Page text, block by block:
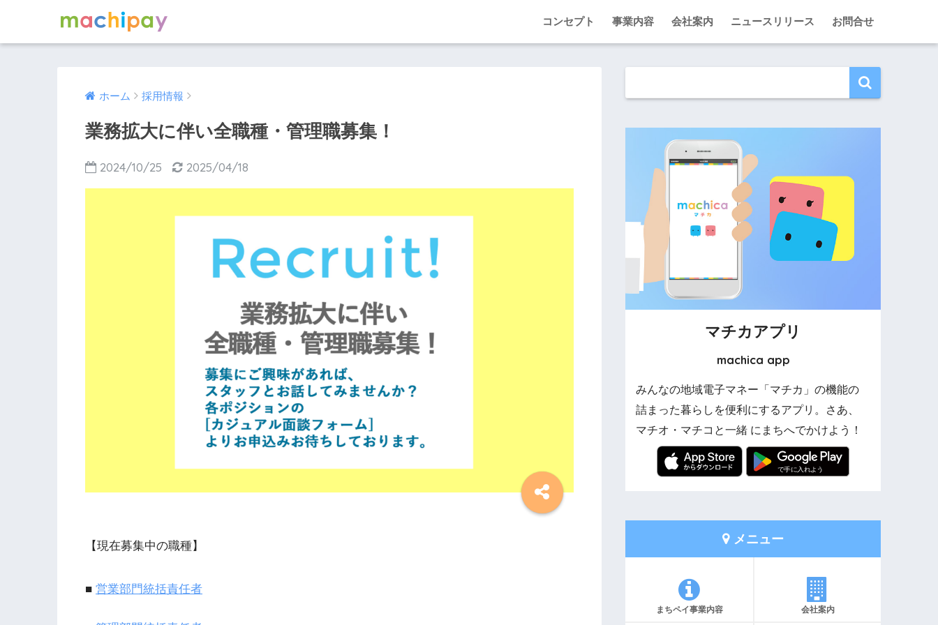
コンセプト 事業内容 会社案内 ニュースリリース お問合せ
ホーム 採用情報
業務拡大に伴い全職種・管理職募集！
2024/10/25 2025/04/18
【現在募集中の職種】
■ 営業部門統括責任者
マチカアプリ
machica app
みんなの地域電子マネー「マチカ」の機能の
詰まった暮らしを便利にするアプリ。さあ、
マチオ・マチコと一緒 にまちへでかけよう！
メニュー
まちペイ事業内容 会社案内